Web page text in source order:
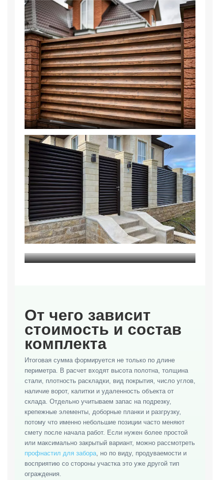
От чего зависит
стоимость и состав
комплекта
Итоговая сумма формируется не только по длине
периметра. В расчет входят высота полотна, толщина
стали, плотность раскладки, вид покрытия, число углов,
наличие ворот, калитки и удаленность объекта от
склада. Отдельно учитываем запас на подрезку,
крепежные элементы, доборные планки и разгрузку,
потому что именно небольшие позиции часто меняют
смету после начала работ. Если нужен более простой
или максимально закрытый вариант, можно рассмотреть
профнастил для забора, но по виду, продуваемости и
восприятию со стороны участка это уже другой тип
ограждения.